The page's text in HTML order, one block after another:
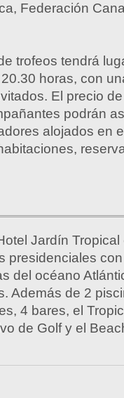
Federación
trofeos tendrá
horas, con
El precio
podrán
alojados en
Jardín
presidenciales
del océano
Además de 2
4 bares, el
de Golf y el